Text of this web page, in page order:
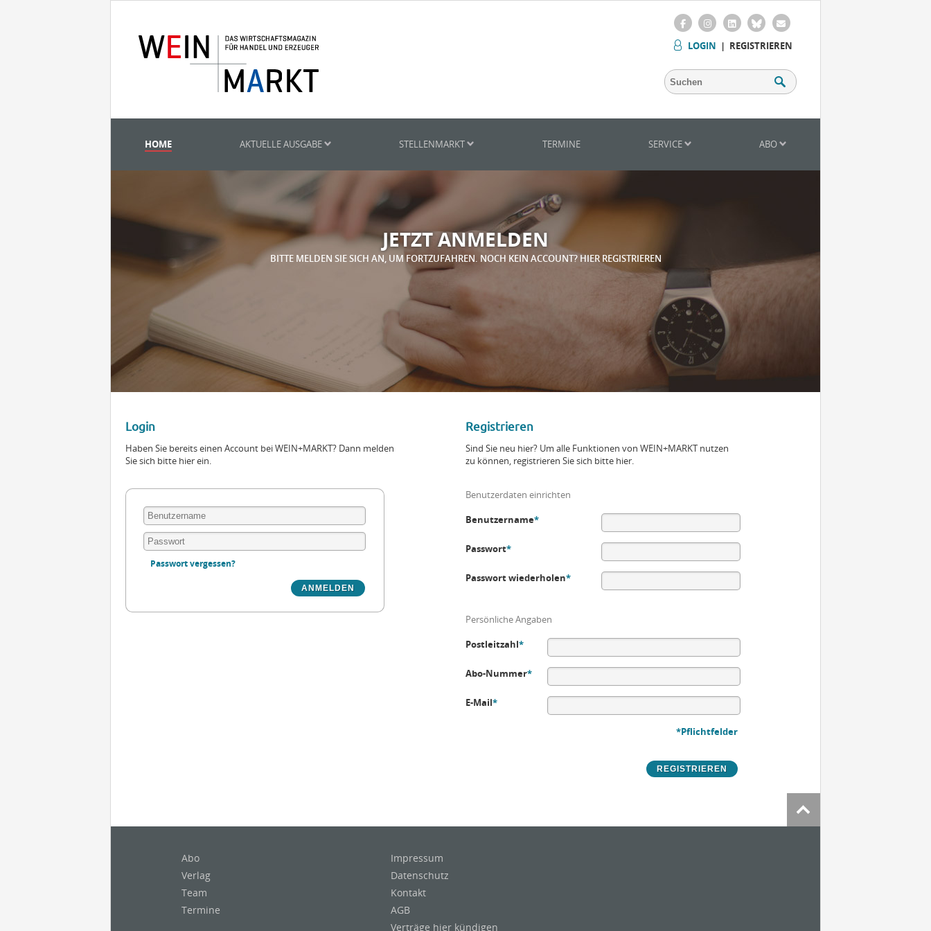
LOGIN | REGISTRIEREN
HOME AKTUELLE AUSGABE STELLENMARKT TERMINE SERVICE ABO
JETZT ANMELDEN
BITTE MELDEN SIE SICH AN, UM FORTZUFAHREN. NOCH KEIN ACCOUNT? HIER REGISTRIEREN
Login
Haben Sie bereits einen Account bei WEIN+MARKT? Dann melden
Sie sich bitte hier ein.
Passwort vergessen?
Registrieren
Sind Sie neu hier? Um alle Funktionen von WEIN+MARKT nutzen
zu können, registrieren Sie sich bitte hier.
Benutzerdaten einrichten
Benutzername*
Passwort*
Passwort wiederholen*
Persönliche Angaben
Postleitzahl*
Abo-Nummer*
E-Mail*
*Pflichtfelder
Abo
Verlag
Team
Termine
Impressum
Datenschutz
Kontakt
AGB
Verträge hier kündigen